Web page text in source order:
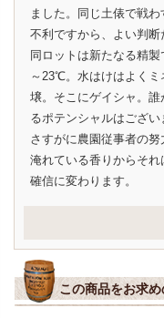
ました。同じ土俵で戦
不利ですから、よい判断
同ロットは新たなる精
～23℃。水はけはよくミ
壌。そこにゲイシャ。
るポテンシャルはござい
さすがに農園従事者の
淹れている香りからそれ
確信に変わります。
この商品をお求